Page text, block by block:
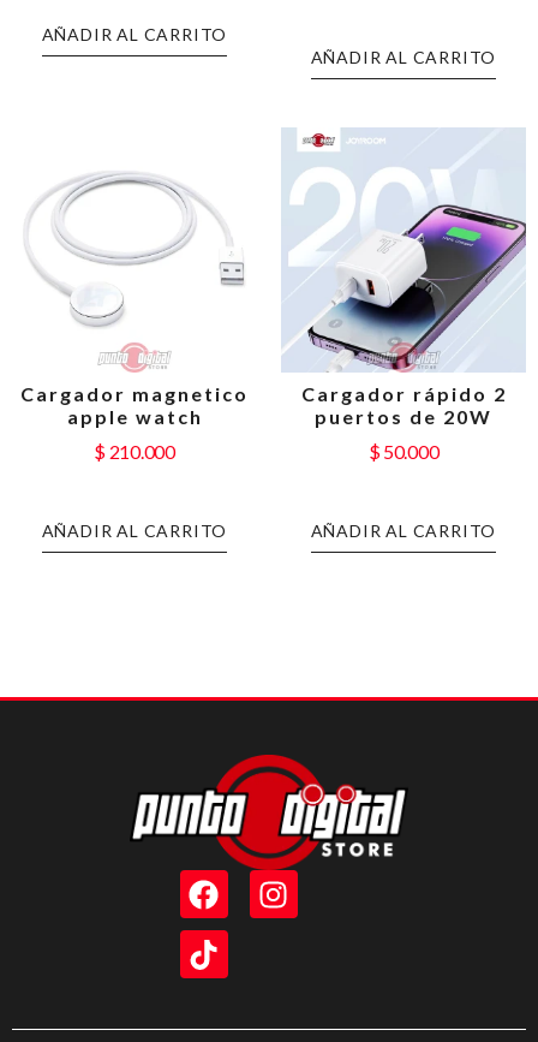
AÑADIR AL CARRITO
AÑADIR AL CARRITO
Cargador magnetico
apple watch
$ 210.000
AÑADIR AL CARRITO
Cargador rápido 2
puertos de 20W
$50.000
AÑADIR AL CARRITO